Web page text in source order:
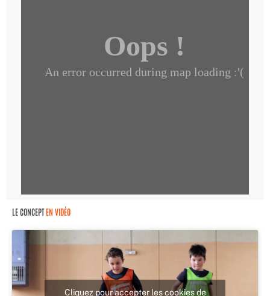
LE CONCEPTEN VIDÉO
Cliquez pour accepter les cookies de